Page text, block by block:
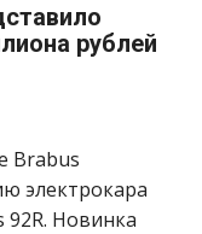
рублей
Brabus
электрокара
92R. Новинка